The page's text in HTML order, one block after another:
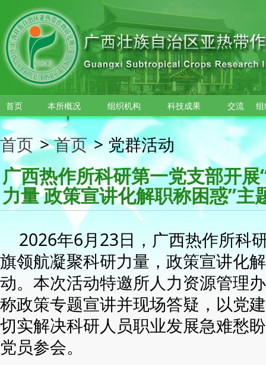
跳转到主要内容
首页 本所概况 组织机构 科技成果 交流
首页 > 首页 > 党群活动
广西热作所科研第一党支部开
力量 政策宣讲化解职称困惑”主
2026年6月23日，广西热作所科
旗领航凝聚科研力量，政策宣讲化
动。本次活动特邀所人力资源管理
称政策专题宣讲并现场答疑，以党
切实解决科研人员职业发展急难愁
党员参会。